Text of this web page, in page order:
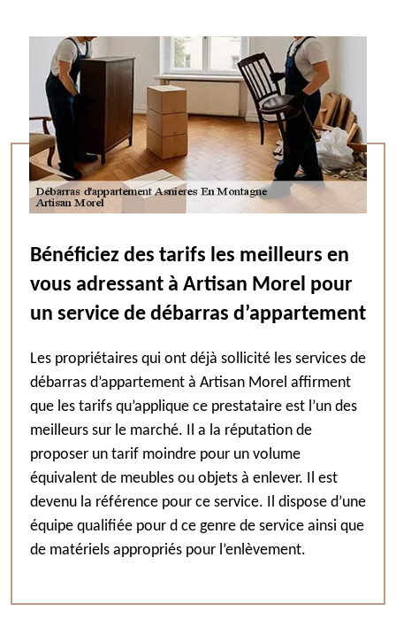
Bénéficiez des tarifs les meilleurs en
vous adressant à Artisan Morel pour
un service de débarras d’appartement
Les propriétaires qui ont déjà sollicité les services de
débarras d’appartement à Artisan Morel affirment
que les tarifs qu’applique ce prestataire est l’un des
meilleurs sur le marché. Il a la réputation de
proposer un tarif moindre pour un volume
équivalent de meubles ou objets à enlever. Il est
devenu la référence pour ce service. Il dispose d’une
équipe qualifiée pour d ce genre de service ainsi que
de matériels appropriés pour l’enlèvement.